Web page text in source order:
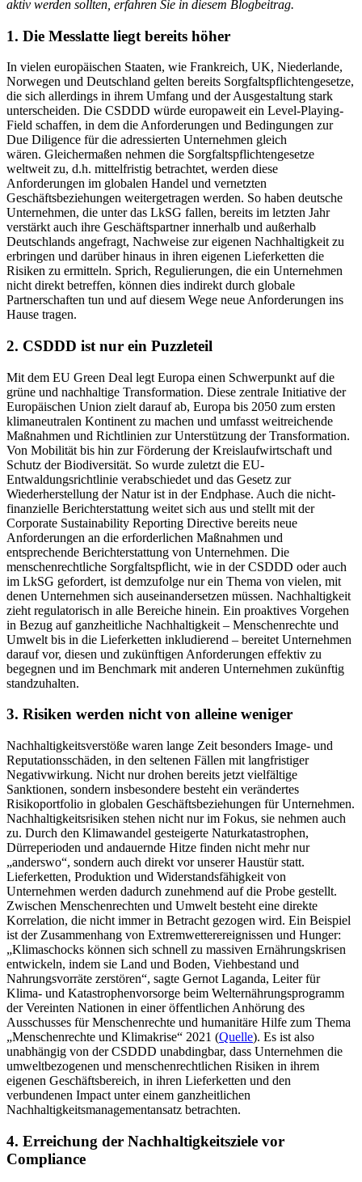
aktiv werden sollten, erfahren Sie in diesem Blogbeitrag.
1. Die Messlatte liegt bereits höher
In vielen europäischen Staaten, wie Frankreich, UK, Niederlande,
Norwegen und Deutschland gelten bereits Sorgfaltspflichtengesetze,
die sich allerdings in ihrem Umfang und der Ausgestaltung stark
unterscheiden. Die CSDDD würde europaweit ein Level-Playing-
Field schaffen, in dem die Anforderungen und Bedingungen zur
Due Diligence für die adressierten Unternehmen gleich
wären. Gleichermaßen nehmen die Sorgfaltspflichtengesetze
weltweit zu, d.h. mittelfristig betrachtet, werden diese
Anforderungen im globalen Handel und vernetzten
Geschäftsbeziehungen weitergetragen werden. So haben deutsche
Unternehmen, die unter das LkSG fallen, bereits im letzten Jahr
verstärkt auch ihre Geschäftspartner innerhalb und außerhalb
Deutschlands angefragt, Nachweise zur eigenen Nachhaltigkeit zu
erbringen und darüber hinaus in ihren eigenen Lieferketten die
Risiken zu ermitteln. Sprich, Regulierungen, die ein Unternehmen
nicht direkt betreffen, können dies indirekt durch globale
Partnerschaften tun und auf diesem Wege neue Anforderungen ins
Hause tragen.
2. CSDDD ist nur ein Puzzleteil
Mit dem EU Green Deal legt Europa einen Schwerpunkt auf die
grüne und nachhaltige Transformation. Diese zentrale Initiative der
Europäischen Union zielt darauf ab, Europa bis 2050 zum ersten
klimaneutralen Kontinent zu machen und umfasst weitreichende
Maßnahmen und Richtlinien zur Unterstützung der Transformation.
Von Mobilität bis hin zur Förderung der Kreislaufwirtschaft und
Schutz der Biodiversität. So wurde zuletzt die EU-
Entwaldungsrichtlinie verabschiedet und das Gesetz zur
Wiederherstellung der Natur ist in der Endphase. Auch die nicht-
finanzielle Berichterstattung weitet sich aus und stellt mit der
Corporate Sustainability Reporting Directive bereits neue
Anforderungen an die erforderlichen Maßnahmen und
entsprechende Berichterstattung von Unternehmen. Die
menschenrechtliche Sorgfaltspflicht, wie in der CSDDD oder auch
im LkSG gefordert, ist demzufolge nur ein Thema von vielen, mit
denen Unternehmen sich auseinandersetzen müssen. Nachhaltigkeit
zieht regulatorisch in alle Bereiche hinein. Ein proaktives Vorgehen
in Bezug auf ganzheitliche Nachhaltigkeit – Menschenrechte und
Umwelt bis in die Lieferketten inkludierend – bereitet Unternehmen
darauf vor, diesen und zukünftigen Anforderungen effektiv zu
begegnen und im Benchmark mit anderen Unternehmen zukünftig
standzuhalten.
3. Risiken werden nicht von alleine weniger
Nachhaltigkeitsverstöße waren lange Zeit besonders Image- und
Reputationsschäden, in den seltenen Fällen mit langfristiger
Negativwirkung. Nicht nur drohen bereits jetzt vielfältige
Sanktionen, sondern insbesondere besteht ein verändertes
Risikoportfolio in globalen Geschäftsbeziehungen für Unternehmen.
Nachhaltigkeitsrisiken stehen nicht nur im Fokus, sie nehmen auch
zu. Durch den Klimawandel gesteigerte Naturkatastrophen,
Dürreperioden und andauernde Hitze finden nicht mehr nur
„anderswo“, sondern auch direkt vor unserer Haustür statt.
Lieferketten, Produktion und Widerstandsfähigkeit von
Unternehmen werden dadurch zunehmend auf die Probe gestellt.
Zwischen Menschenrechten und Umwelt besteht eine direkte
Korrelation, die nicht immer in Betracht gezogen wird. Ein Beispiel
ist der Zusammenhang von Extremwetterereignissen und Hunger:
„Klimaschocks können sich schnell zu massiven Ernährungskrisen
entwickeln, indem sie Land und Boden, Viehbestand und
Nahrungsvorräte zerstören“, sagte Gernot Laganda, Leiter für
Klima- und Katastrophenvorsorge beim Welternährungsprogramm
der Vereinten Nationen in einer öffentlichen Anhörung des
Ausschusses für Menschenrechte und humanitäre Hilfe zum Thema
„Menschenrechte und Klimakrise“ 2021 (Quelle). Es ist also
unabhängig von der CSDDD unabdingbar, dass Unternehmen die
umweltbezogenen und menschenrechtlichen Risiken in ihrem
eigenen Geschäftsbereich, in ihren Lieferketten und den
verbundenen Impact unter einem ganzheitlichen
Nachhaltigkeitsmanagementansatz betrachten.
4. Erreichung der Nachhaltigkeitsziele vor
Compliance